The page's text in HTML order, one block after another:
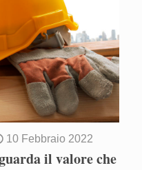
10 Febbraio 2022
il valore che